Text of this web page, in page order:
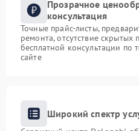
Прозрачное
консультация
Точные прайс-листы,
ремонта, отсутствие скрытых
бесплатной консультации по
сайте
Широкий спектр